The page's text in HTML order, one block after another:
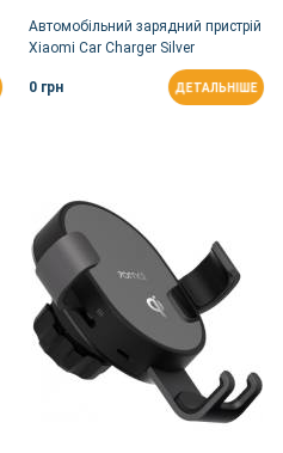
Автомобільний зарядний пристрій
Xiaomi Car Charger Silver
0 грн
ДЕТАЛЬНІШЕ